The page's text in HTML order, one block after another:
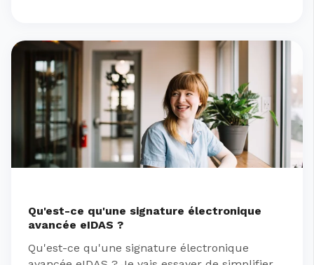
Qu'est-ce qu'une signature électronique
avancée eIDAS ?
Qu'est-ce qu'une signature électronique